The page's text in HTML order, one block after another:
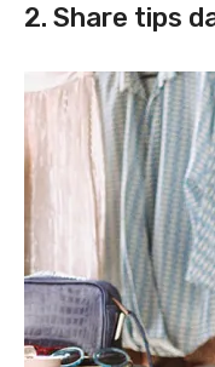
2. Share tips